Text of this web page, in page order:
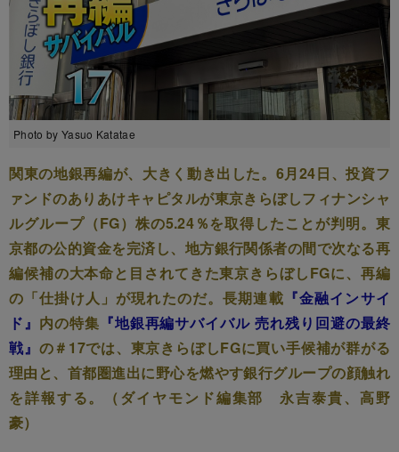
Photo by Yasuo Katatae
関東の地銀再編が、大きく動き出した。6月24日、投資フ
ァンドのありあけキャピタルが東京きらぼしフィナンシャ
ルグループ（FG）株の5.24％を取得したことが判明。東
京都の公的資金を完済し、地方銀行関係者の間で次なる再
編候補の大本命と目されてきた東京きらぼしFGに、再編
の「仕掛け人」が現れたのだ。長期連載 『金融インサイ
ド』 内の特集 『地銀再編サバイバル 売れ残り回避の最終
戦』 の＃17では、東京きらぼしFGに買い手候補が群がる
理由と、首都圏進出に野心を燃やす銀行グループの顔触れ
を詳報する。（ダイヤモンド編集部 永吉泰貴、高野
豪）